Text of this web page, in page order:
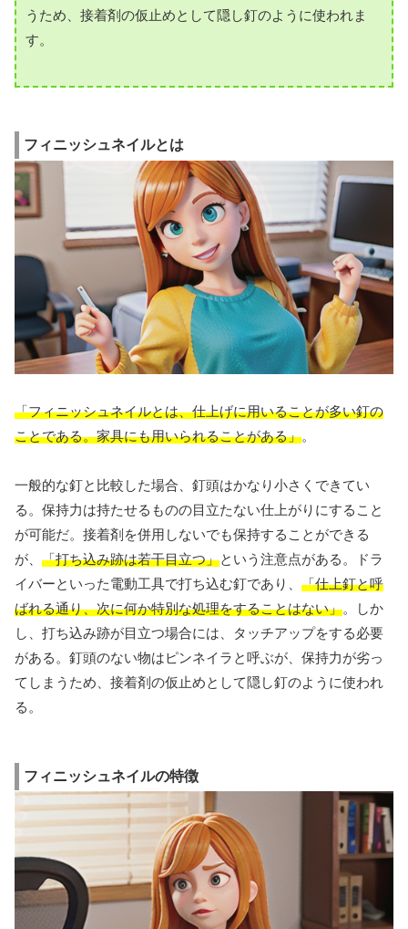
うため、接着剤の仮止めとして隠し釘のように使われま
す。
フィニッシュネイルとは
「フィニッシュネイルとは、仕上げに用いることが多い釘の
ことである。家具にも用いられることがある」。
一般的な釘と比較した場合、釘頭はかなり小さくできてい
る。保持力は持たせるものの目立たない仕上がりにすること
が可能だ。接着剤を併用しないでも保持することができる
が、 「打ち込み跡は若干目立つ」という注意点がある。ドラ
イバーといった電動工具で打ち込む釘であり、 「仕上釘と呼
ばれる通り、次に何か特別な処理をすることはない」。しか
し、打ち込み跡が目立つ場合には、タッチアップをする必要
がある。釘頭のない物はピンネイラと呼ぶが、保持力が劣っ
てしまうため、接着剤の仮止めとして隠し釘のように使われ
る。
フィニッシュネイルの特徴